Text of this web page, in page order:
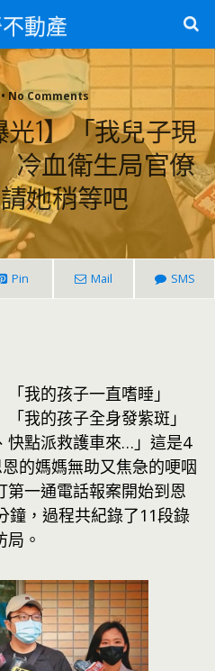
動產
No Comments
1】「我兒子現
冷血衛生局官僚
她稍等吧
Pin Mail SMS
「我的孩子一直嗜睡」
「我的孩子全身發紫斑」
快點派救護車來…」這是4
的媽媽無助又焦急的哽咽
第一通電話報案開始到恩
鐘，過程共紀錄了11段錄
。